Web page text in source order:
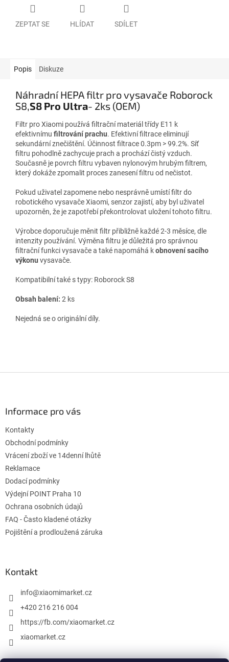
ZEPTAT SE HLÍDAT SDÍLET
Popis Diskuze
Náhradní HEPA filtr pro vysavače Roborock
S8,S8 Pro Ultra- 2ks (OEM)
Filtr pro Xiaomi používá filtrační materiál třídy E11 k
efektivnímu filtrování prachu. Efektivní filtrace eliminují
sekundární znečištění. Účinnost filtrace 0.3pm > 99.2%. Síť
filtru pohodlně zachycuje prach a prochází čistý vzduch.
Současně je povrch filtru vybaven nylonovým hrubým filtrem,
který dokáže zpomalit proces zanesení filtru od nečistot.
Pokud uživatel zapomene nebo nesprávně umístí filtr do
robotického vysavače Xiaomi, senzor zajistí, aby byl uživatel
upozorněn, že je zapotřebí překontrolovat uložení tohoto filtru.
Výrobce doporučuje měnit filtr přibližně každé 2-3 měsíce, dle
intenzity používání. Výměna filtru je důležitá pro správnou
filtrační funkci vysavače a také napomáhá kobnovení sacího
výkonu vysavače.
Kompatibilní také s typy: Roborock S8
Obsah balení: 2 ks
Nejedná se o originální díly.
Informace pro vás
Kontakty
Obchodní podmínky
Vrácení zboží ve 14denní lhůtě
Reklamace
Dodací podmínky
Výdejní POINT Praha 10
Ochrana osobních údajů
FAQ - Často kladené otázky
Pojištění a prodloužená záruka
Kontakt
info@xiaomimarket.cz
+420 216 216 004
https://fb.com/xiaomarket.cz
xiaomarket.cz